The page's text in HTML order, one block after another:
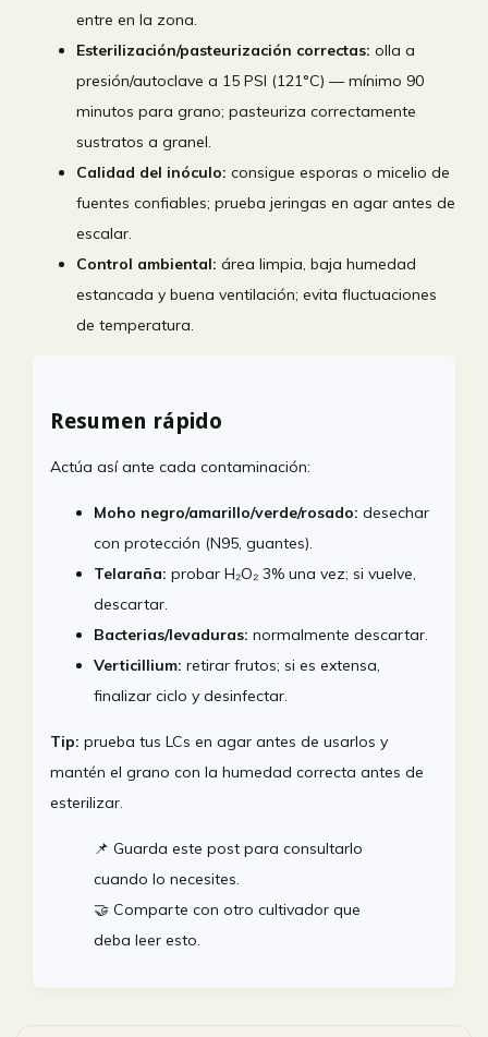
entre en la zona.
Esterilización/pasteurización correctas: olla a
presión/autoclave a 15 PSI (121°C) — mínimo 90
minutos para grano; pasteuriza correctamente
sustratos a granel.
Calidad del inóculo: consigue esporas o micelio de
fuentes confiables; prueba jeringas en agar antes de
escalar.
Control ambiental: área limpia, baja humedad
estancada y buena ventilación; evita fluctuaciones
de temperatura.
Resumen rápido
Actúa así ante cada contaminación:
Moho negro/amarillo/verde/rosado: desechar
con protección (N95, guantes).
Telaraña: probar H₂O₂ 3% una vez; si vuelve,
descartar.
Bacterias/levaduras: normalmente descartar.
Verticillium: retirar frutos; si es extensa,
finalizar ciclo y desinfectar.
Tip: prueba tus LCs en agar antes de usarlos y
mantén el grano con la humedad correcta antes de
esterilizar.
📌 Guarda este post para consultarlo
cuando lo necesites.
🤝 Comparte con otro cultivador que
deba leer esto.